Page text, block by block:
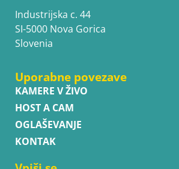
Industrijska c. 44
SI-5000 Nova Gorica
Slovenia
Uporabne povezave
KAMERE V ŽIVO
HOST A CAM
OGLAŠEVANJE
KONTAK